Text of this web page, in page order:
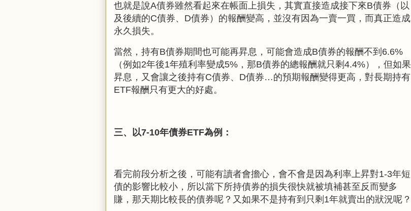
也就是說A債券雖然看起來在帳面上損失，其實直接造成接下來B債券（以
及後續的C債券、D債券）的報酬變高，並沒有因為一賣一買，而真正造成
永久損失。
當然，持有B債券期間也可能再昇息，可能會造成B債券的報酬不到6.6%
（例如2年後1年殖利率變成5%，那B債券的總報酬就只剩4.4%），但如果
昇息，又會讓之後持有C債券、D債券…的預期報酬變得更高，對長期持有
ETF報酬只有更大的好處。
三、以7-10年債券ETF為例：
看完前段分析之後，可能有讀者會擔心，會不會是因為利率上昇對1-3年短
債的影響比較小，所以當下所持債券的損失很快就被填補甚至反而變多
賺，那天期比較長的債券呢？又如果不是持有到只剩1年就賣出的狀況呢？